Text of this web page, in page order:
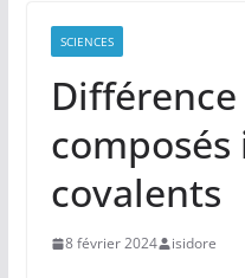
SCIENCES
covalents
8 février 2024 isidore